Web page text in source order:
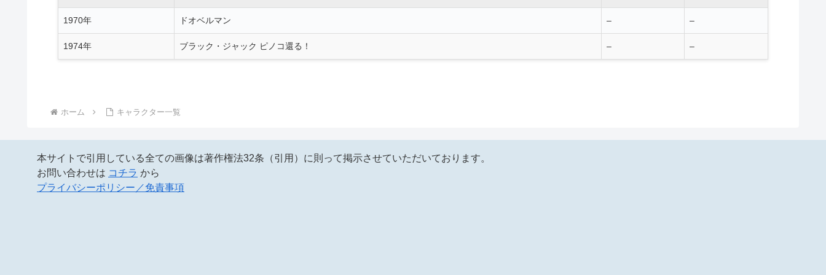
1970年 ドオベルマン – –
1974年 ブラック・ジャック ピノコ還る！ – –
ホーム キャラクター一覧
本サイトで引用している全ての画像は著作権法32条（引用）に則って掲示させていただいております。
お問い合わせは コチラ から
プライバシーポリシー／免責事項